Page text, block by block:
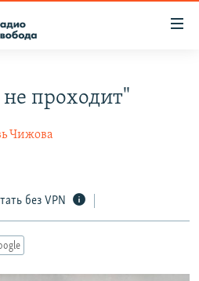
проходит"
Чижова
без VPN